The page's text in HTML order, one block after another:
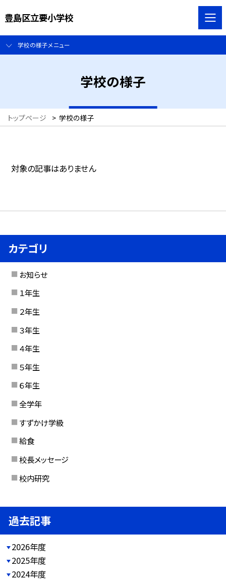
豊島区立要小学校
学校の様子メニュー
学校の様子
トップページ > 学校の様子
対象の記事はありません
カテゴリ
お知らせ
１年生
２年生
３年生
４年生
５年生
６年生
全学年
すずかけ学級
給食
校長メッセージ
校内研究
過去記事
2026年度
2025年度
2024年度